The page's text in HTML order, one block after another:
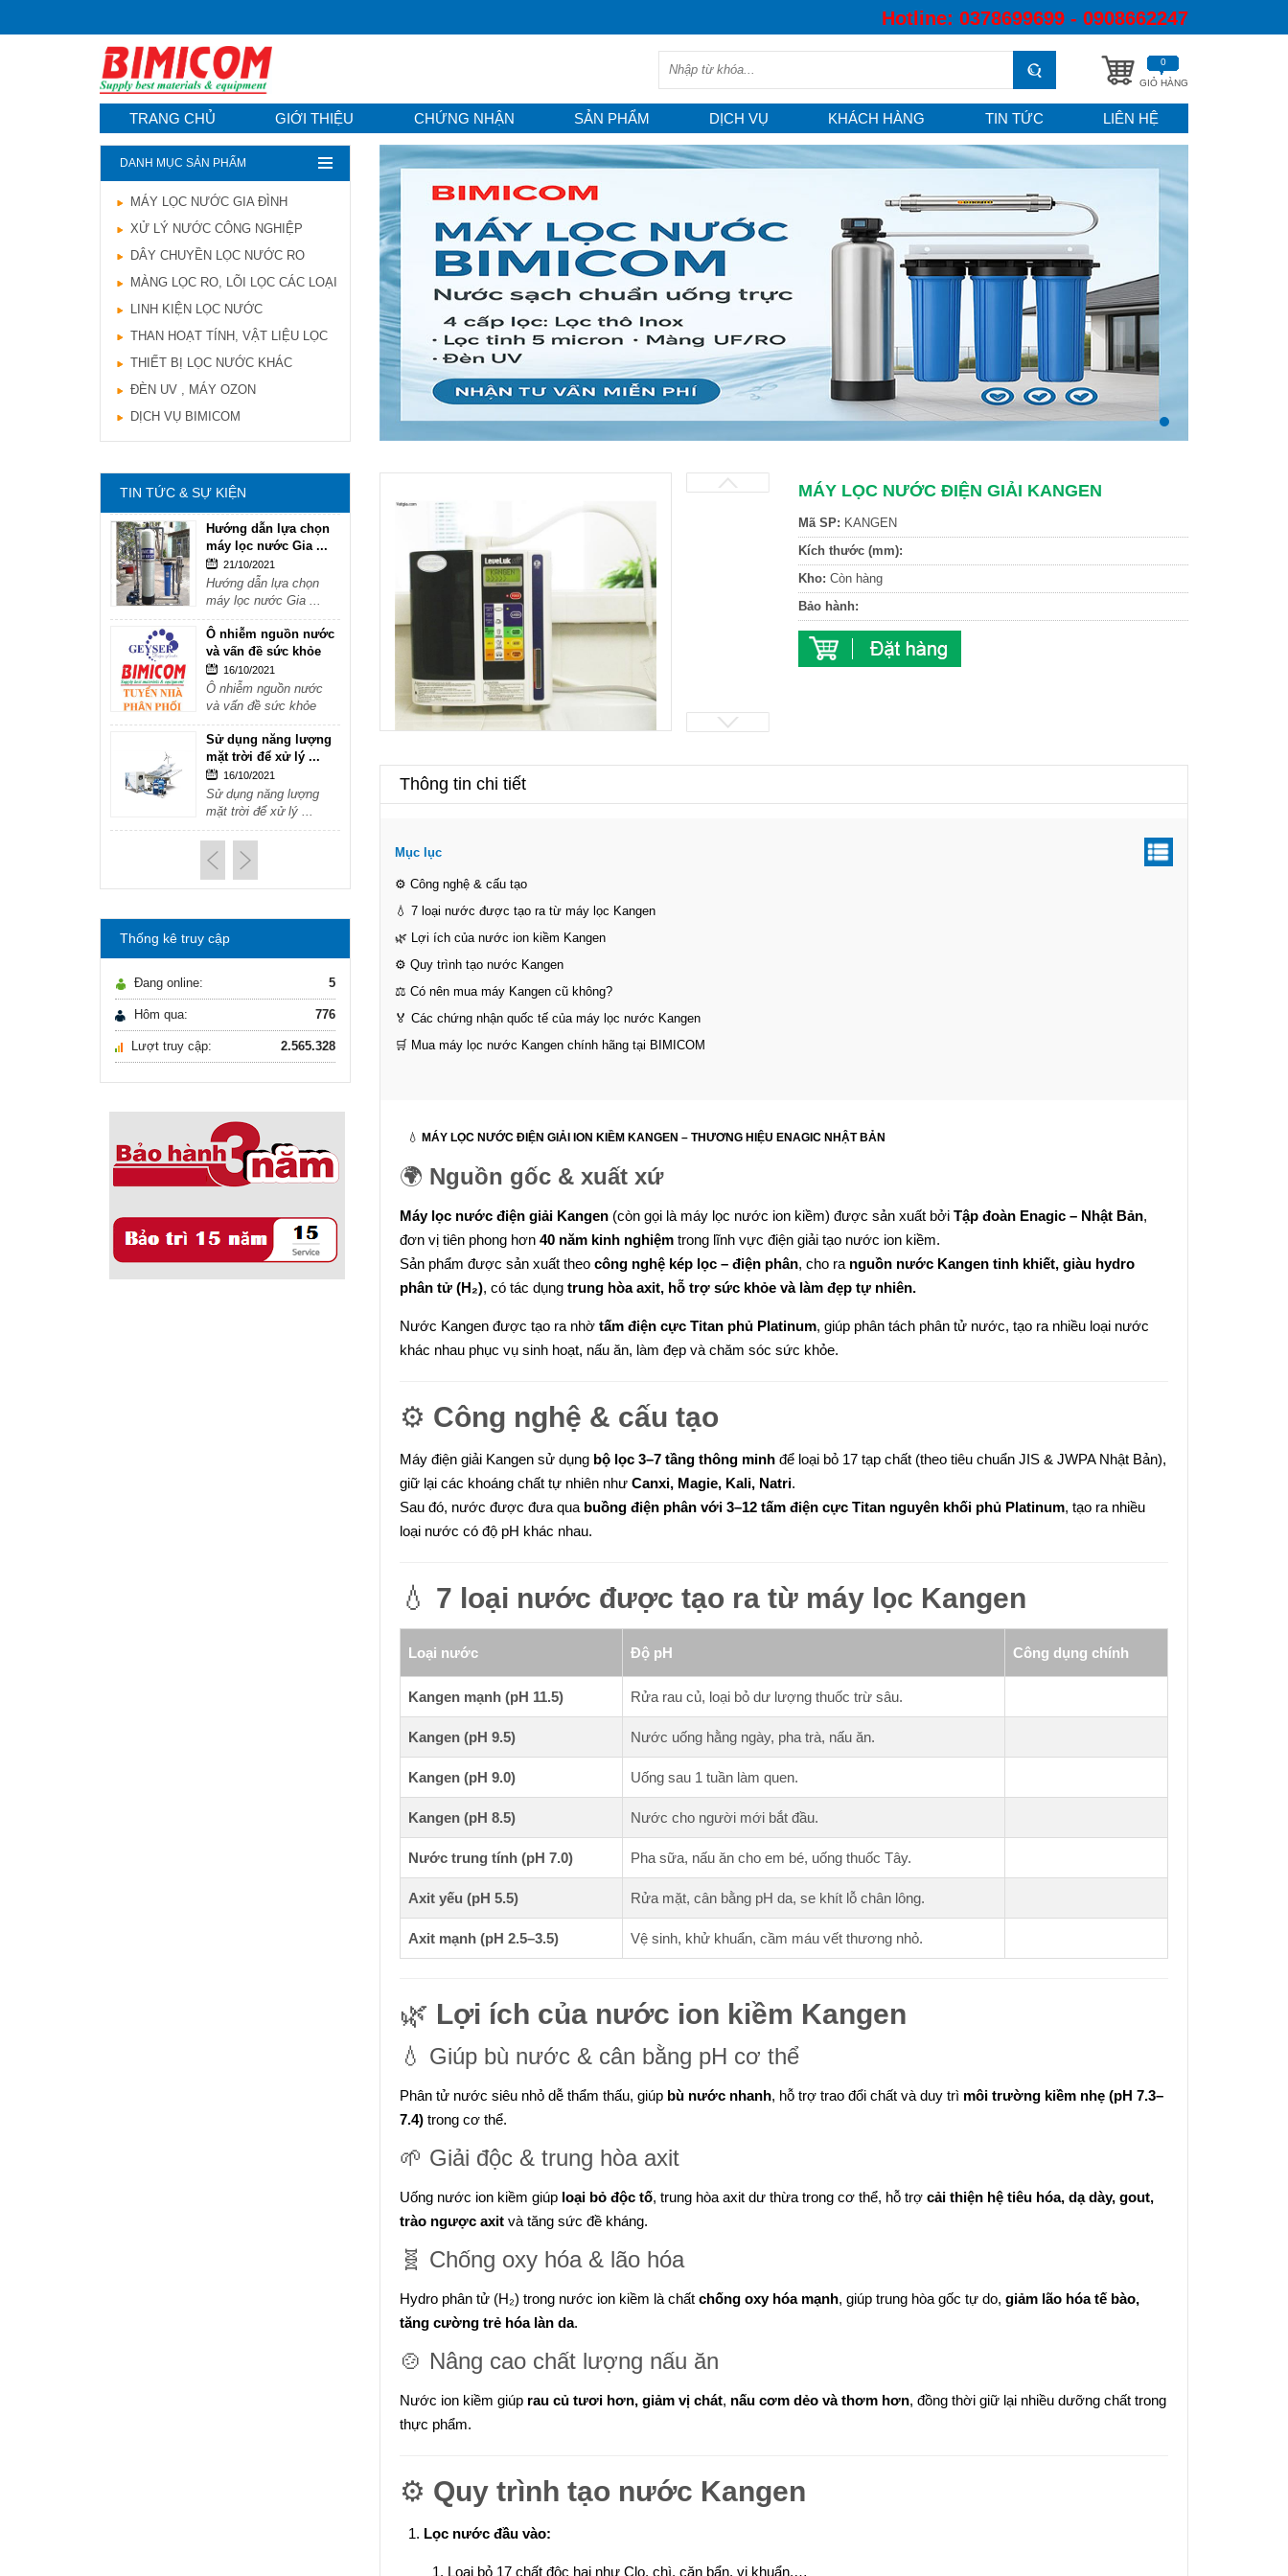
Hotline: 0378699699 - 0908662247
GIỎ HÀNG
0
TRANG CHỦ GIỚI THIỆU CHỨNG NHẬN SẢN PHẨM DỊCH VỤ KHÁCH HÀNG TIN TỨC LIÊN HỆ
DANH MỤC SẢN PHẨM
MÁY LỌC NƯỚC GIA ĐÌNH
XỬ LÝ NƯỚC CÔNG NGHIỆP
DÂY CHUYỀN LỌC NƯỚC RO
MÀNG LỌC RO, LÕI LỌC CÁC LOẠI
LINH KIỆN LỌC NƯỚC
THAN HOẠT TÍNH, VẬT LIỆU LỌC
THIẾT BỊ LỌC NƯỚC KHÁC
ĐÈN UV , MÁY OZON
DỊCH VỤ BIMICOM
TIN TỨC & SỰ KIỆN
máy lọc nước Gia ...
21/10/2021
máy lọc nước Gia ...
Ô nhiễm nguồn nước
và vấn đề sức khỏe
16/10/2021
và vấn đề sức khỏe
Sử dụng năng lượng
mặt trời để xử lý ...
Sử dụng năng lượng
mặt trời để xử lý ...
Hướng dẫn lựa chọn
máy lọc nước Gia ...
21/10/2021
Hướng dẫn lựa chọn
máy lọc nước Gia ...
Ô nhiễm nguồn nước
và vấn đề sức khỏe
16/10/2021
Ô nhiễm nguồn nước
và vấn đề sức khỏe
Sử dụng năng lượng
mặt trời để xử lý ...
16/10/2021
Sử dụng năng lượng
mặt trời để xử lý ...
Hướng dẫn lựa chọn
máy lọc nước Gia ...
21/10/2021
máy lọc nước Gia ...
Ô nhiễm nguồn nước
Sử dụng năng lượng
mặt trời để xử lý ...
Thống kê truy cập
Đang online: 5
Hôm qua: 776
Lượt truy cập: 2.565.328
MÁY LỌC NƯỚC ĐIỆN GIẢI KANGEN
Mã SP: KANGEN
Kích thước (mm):
Kho: Còn hàng
Bảo hành:
Thông tin chi tiết
Mục lục
⚙️ Công nghệ & cấu tạo
💧 7 loại nước được tạo ra từ máy lọc Kangen
🌿 Lợi ích của nước ion kiềm Kangen
⚙️ Quy trình tạo nước Kangen
⚖️ Có nên mua máy Kangen cũ không?
🏅 Các chứng nhận quốc tế của máy lọc nước Kangen
🛒 Mua máy lọc nước Kangen chính hãng tại BIMICOM
💧 MÁY LỌC NƯỚC ĐIỆN GIẢI ION KIỀM KANGEN – THƯƠNG HIỆU ENAGIC NHẬT BẢN
🌍 Nguồn gốc & xuất xứ
Máy lọc nước điện giải Kangen(còn gọi là máy lọc nước ion kiềm) được sản xuất bởi Tập đoàn Enagic – Nhật Bản,
đơn vị tiên phong hơn 40 năm kinh nghiệmtrong lĩnh vực điện giải tạo nước ion kiềm.
Sản phẩm được sản xuất theo công nghệ kép lọc – điện phân, cho ra nguồn nước Kangen tinh khiết, giàu hydro
phân tử (H₂), có tác dụng trung hòa axit, hỗ trợ sức khỏe và làm đẹp tự nhiên.
Nước Kangen được tạo ra nhờ tấm điện cực Titan phủ Platinum, giúp phân tách phân tử nước, tạo ra nhiều loại nước
khác nhau phục vụ sinh hoạt, nấu ăn, làm đẹp và chăm sóc sức khỏe.
⚙️ Công nghệ & cấu tạo
Máy điện giải Kangen sử dụng bộ lọc 3–7 tầng thông minhđể loại bỏ 17 tạp chất (theo tiêu chuẩn JIS & JWPA Nhật Bản),
giữ lại các khoáng chất tự nhiên như Canxi, Magie, Kali, Natri.
Sau đó, nước được đưa qua buồng điện phân với 3–12 tấm điện cực Titan nguyên khối phủ Platinum, tạo ra nhiều
loại nước có độ pH khác nhau.
💧 7 loại nước được tạo ra từ máy lọc Kangen
Loại nước Độ pH Công dụng chính
Kangen mạnh (pH 11.5) Rửa rau củ, loại bỏ dư lượng thuốc trừ sâu.
Kangen (pH 9.5) Nước uống hằng ngày, pha trà, nấu ăn.
Kangen (pH 9.0) Uống sau 1 tuần làm quen.
Kangen (pH 8.5) Nước cho người mới bắt đầu.
Nước trung tính (pH 7.0) Pha sữa, nấu ăn cho em bé, uống thuốc Tây.
Axit yếu (pH 5.5) Rửa mặt, cân bằng pH da, se khít lỗ chân lông.
Axit mạnh (pH 2.5–3.5) Vệ sinh, khử khuẩn, cầm máu vết thương nhỏ.
🌿 Lợi ích của nước ion kiềm Kangen
💧 Giúp bù nước & cân bằng pH cơ thể
Phân tử nước siêu nhỏ dễ thẩm thấu, giúp bù nước nhanh, hỗ trợ trao đổi chất và duy trì môi trường kiềm nhẹ (pH 7.3–
7.4)trong cơ thể.
🌱 Giải độc & trung hòa axit
Uống nước ion kiềm giúp loại bỏ độc tố, trung hòa axit dư thừa trong cơ thể, hỗ trợ cải thiện hệ tiêu hóa, dạ dày, gout,
trào ngược axitvà tăng sức đề kháng.
🧬 Chống oxy hóa & lão hóa
Hydro phân tử (H₂) trong nước ion kiềm là chất chống oxy hóa mạnh, giúp trung hòa gốc tự do, giảm lão hóa tế bào,
tăng cường trẻ hóa làn da.
🍲 Nâng cao chất lượng nấu ăn
Nước ion kiềm giúp rau củ tươi hơn, giảm vị chát, nấu cơm dẻo và thơm hơn, đồng thời giữ lại nhiều dưỡng chất trong
thực phẩm.
⚙️ Quy trình tạo nước Kangen
Lọc nước đầu vào:
Loại bỏ 17 chất độc hại như Clo, chì, cặn bẩn, vi khuẩn,…